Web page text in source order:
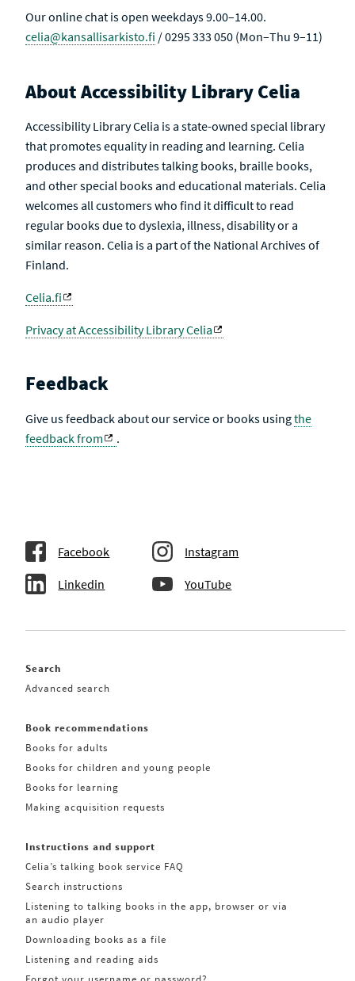
Our online chat is open weekdays 9.00–14.00.
celia@kansallisarkisto.fi / 0295 333 050 (Mon–Thu 9–11)
About Accessibility Library Celia
Accessibility Library Celia is a state-owned special library
that promotes equality in reading and learning. Celia
produces and distributes talking books, braille books,
and other special books and educational materials. Celia
welcomes all customers who find it difficult to read
regular books due to dyslexia, illness, disability or a
similar reason. Celia is a part of the National Archives of
Finland.
Celia.fi
Privacy at Accessibility Library Celia
Feedback
Give us feedback about our service or books usingthe
feedback from
.
Facebook Instagram
Linkedin YouTube
Search
Advanced search
Book recommendations
Books for adults
Books for children and young people
Books for learning
Making acquisition requests
Instructions and support
Celia’s talking book service FAQ
Search instructions
Listening to talking books in the app, browser or via
an audio player
Downloading books as a file
Listening and reading aids